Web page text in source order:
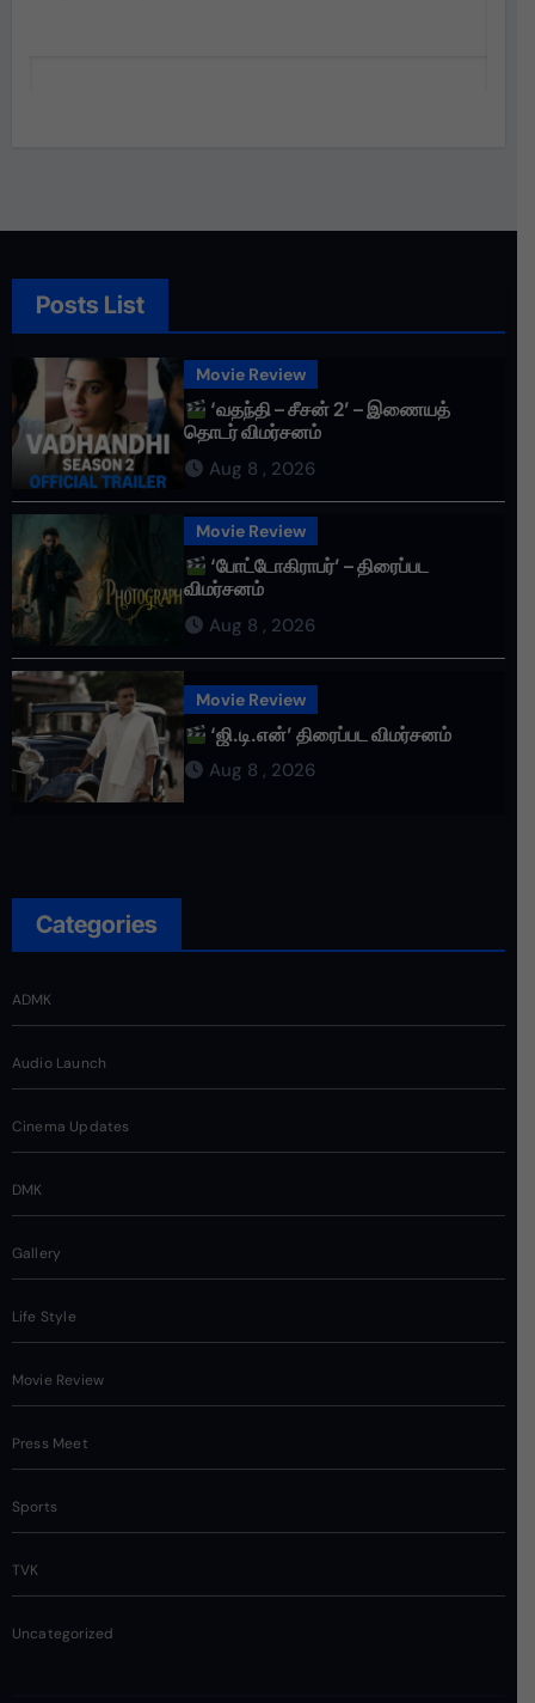
Posts List
Movie Review
‘வதந்தி – சீசன் 2’ – இணையத்
தொடர் விமர்சனம்
Aug 8 , 2026
Movie Review
‘போட்டோகிராபர்’ – திரைப்பட
விமர்சனம்
Aug 8 , 2026
Movie Review
‘ஜி.டி.என்’ திரைப்பட விமர்சனம்
Aug 8 , 2026
Categories
ADMK
Audio Launch
Cinema Updates
DMK
Gallery
Life Style
Movie Review
Press Meet
Sports
TVK
Uncategorized